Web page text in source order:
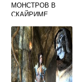
МОНСТРОВ В
СКАЙРИМЕ